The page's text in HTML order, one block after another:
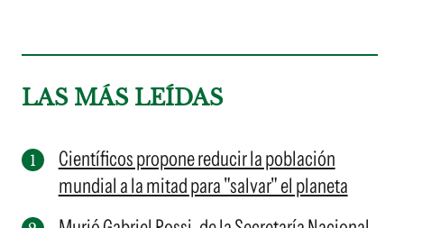
LAS MÁS LEÍDAS
Científicos propone reducir la población
mundial a la mitad para "salvar" el planeta